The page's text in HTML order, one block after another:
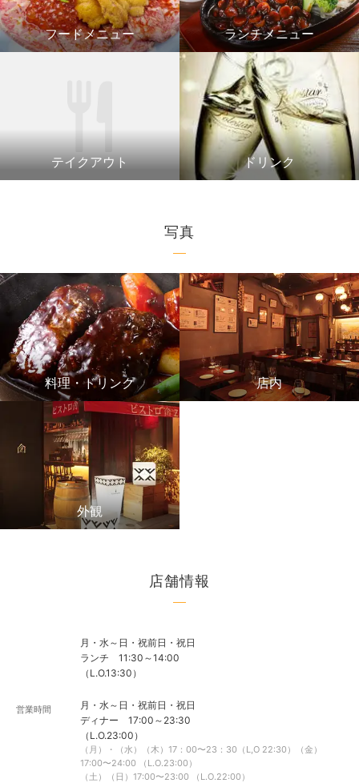
フードメニュー ランチメニュー
テイクアウト ドリンク
写真
料理・ドリンク 店内
外観
店舗情報
営業時間
月・水～日・祝前日・祝日
ランチ 11:30～14:00
（L.O.13:30）
月・水～日・祝前日・祝日
ディナー 17:00～23:30
（L.O.23:00）
（月）・（水）（木）17：00〜23：30（L,O 22:30）（金）
17:00〜24:00 （L.O.23:00）
（土）（日）17:00〜23:00 （L.O.22:00）